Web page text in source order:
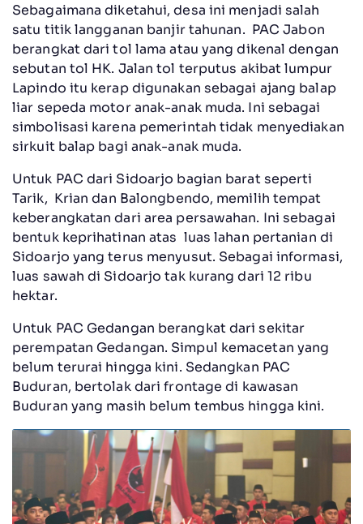
Sebagaimana diketahui, desa ini menjadi salah
satu titik langganan banjir tahunan. PAC Jabon
berangkat dari tol lama atau yang dikenal dengan
sebutan tol HK. Jalan tol terputus akibat lumpur
Lapindo itu kerap digunakan sebagai ajang balap
liar sepeda motor anak-anak muda. Ini sebagai
simbolisasi karena pemerintah tidak menyediakan
sirkuit balap bagi anak-anak muda.
Untuk PAC dari Sidoarjo bagian barat seperti
Tarik, Krian dan Balongbendo, memilih tempat
keberangkatan dari area persawahan. Ini sebagai
bentuk keprihatinan atas luas lahan pertanian di
Sidoarjo yang terus menyusut. Sebagai informasi,
luas sawah di Sidoarjo tak kurang dari 12 ribu
hektar.
Untuk PAC Gedangan berangkat dari sekitar
perempatan Gedangan. Simpul kemacetan yang
belum terurai hingga kini. Sedangkan PAC
Buduran, bertolak dari frontage di kawasan
Buduran yang masih belum tembus hingga kini.